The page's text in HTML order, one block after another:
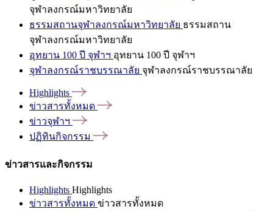
จุฬาลงกรณ์มหาวิทยาลัย
ธรรมสถานจุฬาลงกรณ์มหาวิทยาลัย ธรรมสถาน
จุฬาลงกรณ์มหาวิทยาลัย
อุทยาน 100 ปี จุฬาฯ อุทยาน 100 ปี จุฬาฯ
จุฬาลงกรณ์ราชบรรณาลัย จุฬาลงกรณ์ราชบรรณาลัย
Highlights
ข่าวสารทั้งหมด
ข่าวจุฬาฯ
ปฏิทินกิจกรรม
ข่าวสารและกิจกรรม
Highlights Highlights
ข่าวสารทั้งหมด ข่าวสารทั้งหมด